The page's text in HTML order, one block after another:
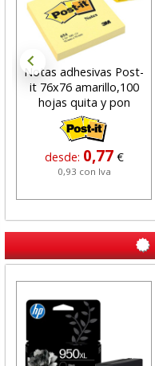
Notas adhesivas Post-
it 76x76 amarillo,100
hojas quita y pon
desde: 0,77 €
0,93 con Iva